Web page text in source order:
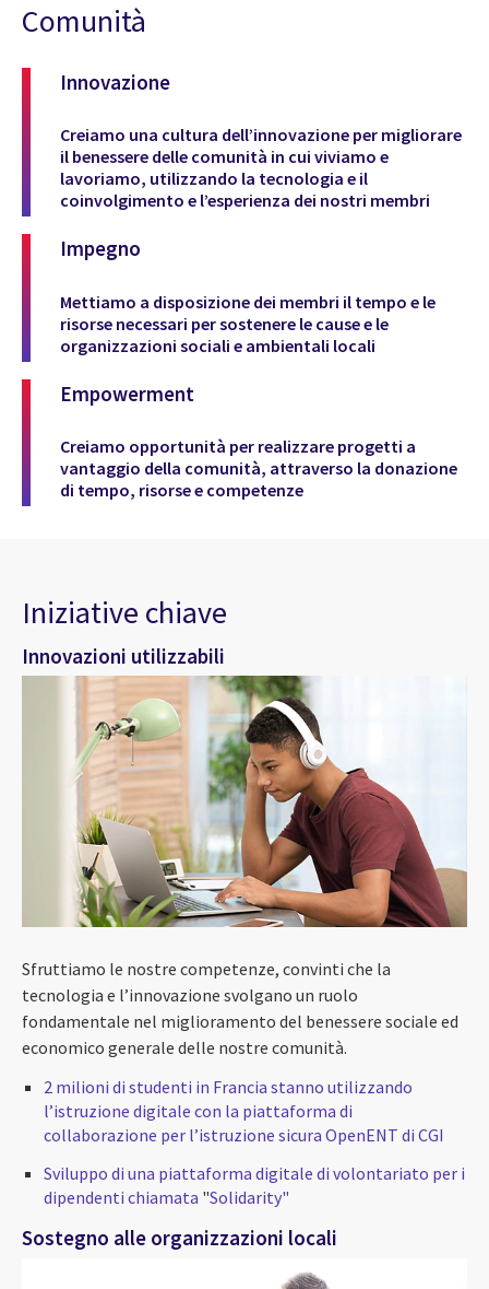
Comunità
Innovazione
Creiamo una cultura dell’innovazione per migliorare
il benessere delle comunità in cui viviamo e
lavoriamo, utilizzando la tecnologia e il
coinvolgimento e l’esperienza dei nostri membri
Impegno
Mettiamo a disposizione dei membri il tempo e le
risorse necessari per sostenere le cause e le
organizzazioni sociali e ambientali locali
Empowerment
Creiamo opportunità per realizzare progetti a
vantaggio della comunità, attraverso la donazione
di tempo, risorse e competenze
Iniziative chiave
Innovazioni utilizzabili
Sfruttiamo le nostre competenze, convinti che la
tecnologia e l’innovazione svolgano un ruolo
fondamentale nel miglioramento del benessere sociale ed
economico generale delle nostre comunità.
2 milioni di studenti in Francia stanno utilizzando
l’istruzione digitale con la piattaforma di
collaborazione per l’istruzione sicura OpenENT di CGI
Sviluppo di una piattaforma digitale di volontariato per i
dipendenti chiamata "Solidarity"
Sostegno alle organizzazioni locali